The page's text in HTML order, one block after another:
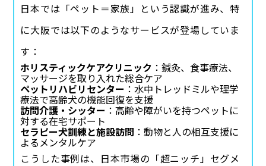
日本では「ペット＝家族」という認識が進み、特
に大阪では以下のようなサービスが登場していま
す：
ホリスティックケアクリニック ：鍼灸、食事療法、
マッサージを取り入れた総合ケア
ペットリハビリセンター ：水中トレッドミルや理学
療法で高齢犬の機能回復を支援
訪問介護・シッター ：高齢や障がいを持つペットに
対する在宅サポート
セラピー犬訓練と施設訪問 ：動物と人の相互支援に
よるメンタルケア
こうした事例は、日本市場の「超ニッチ」セグメ